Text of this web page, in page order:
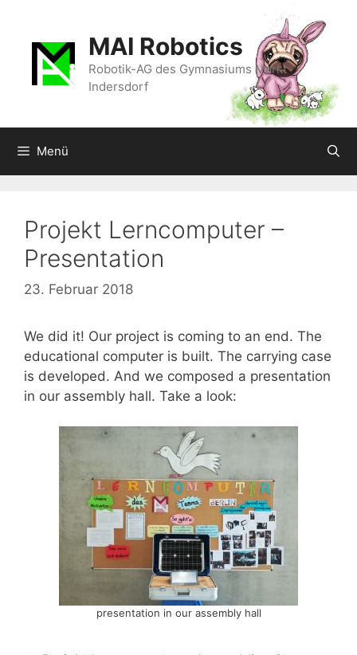
springen
MAI Robotics
Robotik-AG des Gymnasiums Markt
Indersdorf
Menü
Projekt Lerncomputer –
Presentation
23. Februar 2018
We did it! Our project is coming to an end. The
educational computer is built. The carrying case
is developed. And we composed a presentation
in our assembly hall. Take a look:
presentation in our assembly hall